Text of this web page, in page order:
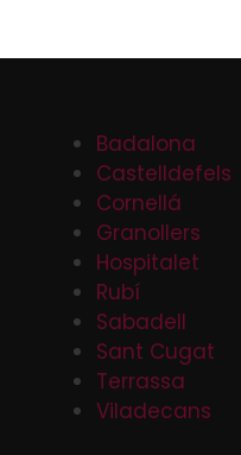
Badalona
Castelldefels
Cornellá
Granollers
Hospitalet
Rubí
Sabadell
Sant Cugat
Terrassa
Viladecans